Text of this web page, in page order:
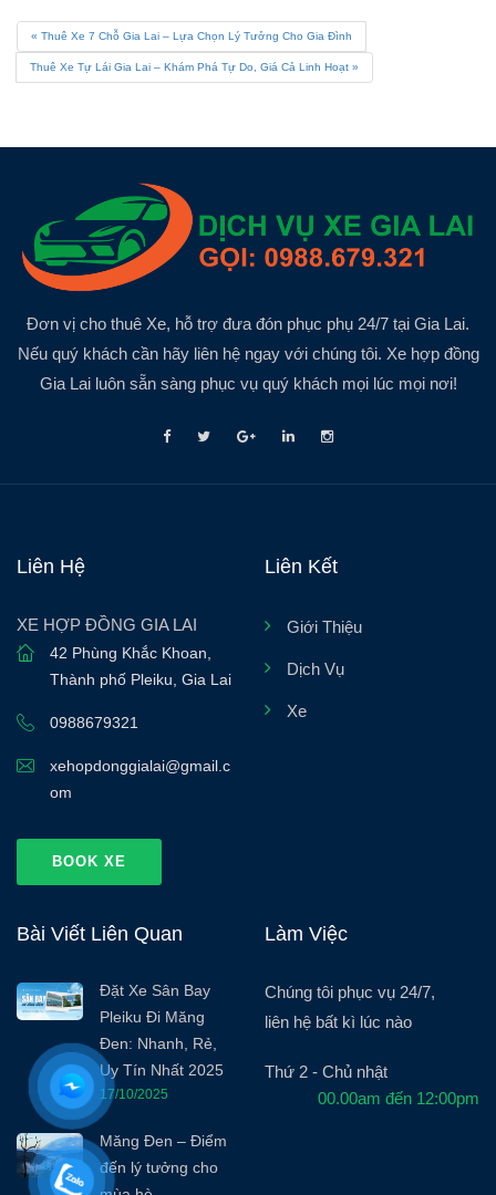
Thuê Xe 7 Chỗ Gia Lai – Lựa Chọn Lý Tưởng Cho Gia Đình
Thuê Xe Tự Lái Gia Lai – Khám Phá Tự Do, Giá Cả Linh Hoạt
Đơn vị cho thuê Xe, hỗ trợ đưa đón phục phụ 24/7 tại Gia Lai.
Nếu quý khách cần hãy liên hệ ngay với chúng tôi. Xe hợp đồng
Gia Lai luôn sẵn sàng phục vụ quý khách mọi lúc mọi nơi!
Liên Hệ
XE HỢP ĐỒNG GIA LAI
42 Phùng Khắc Khoan,
Thành phố Pleiku, Gia Lai
0988679321
xehopdonggialai@gmail.c
om
BOOK XE
Liên Kết
Giới Thiệu
Dịch Vụ
Xe
Bài Viết Liên Quan
Đặt Xe Sân Bay
Pleiku Đi Măng
Đen: Nhanh, Rẻ,
Uy Tín Nhất 2025
17/10/2025
Măng Đen – Điểm
đến lý tưởng cho
Làm Việc
Chúng tôi phục vụ 24/7,
liên hệ bất kì lúc nào
Thứ 2 - Chủ nhật
00.00am đến 12:00pm